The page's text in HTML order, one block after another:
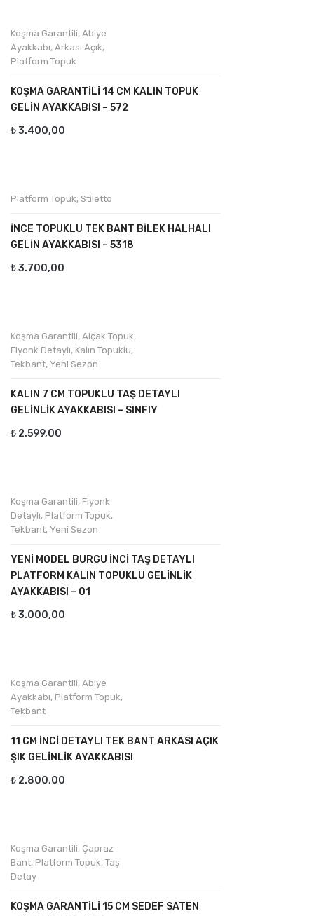
Koşma Garantili, Abiye
Ayakkabı, Arkası Açık,
Platform Topuk
KOŞMA GARANTILI 14 CM KALIN TOPUK
GELIN AYAKKABISI – 572
₺3.400,00
Platform Topuk, Stiletto
İNCE TOPUKLU TEK BANT BILEK HALHALI
GELIN AYAKKABISI – 5318
₺3.700,00
Koşma Garantili, Alçak Topuk,
Fiyonk Detaylı, Kalın Topuklu,
Tekbant, Yeni Sezon
KALIN 7 CM TOPUKLU TAŞ DETAYLI
GELINLIK AYAKKABISI – SINFIY
₺ 2.599,00
Koşma Garantili, Fiyonk
Detaylı, Platform Topuk,
Tekbant, Yeni Sezon
YENI MODEL BURGU İNCI TAŞ DETAYLI
PLATFORM KALIN TOPUKLU GELINLIK
AYAKKABISI – 01
₺3.000,00
Koşma Garantili, Abiye
Ayakkabı, Platform Topuk,
Tekbant
11 CM İNCI DETAYLI TEK BANT ARKASI AÇIK
ŞIK GELINLIK AYAKKABISI
₺ 2.800,00
Koşma Garantili, Çapraz
Bant, Platform Topuk, Taş
Detay
KOŞMA GARANTILI 15 CM SEDEF SATEN